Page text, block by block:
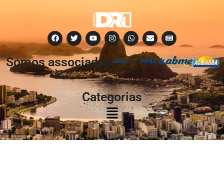
Somos associados
à:
Categorias